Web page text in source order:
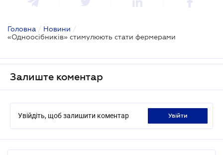
Головна / Новини /
«Одноосібників» стимулюють стати фермерами
Залиште коментар
Увійдіть, щоб залишити коментар увійти